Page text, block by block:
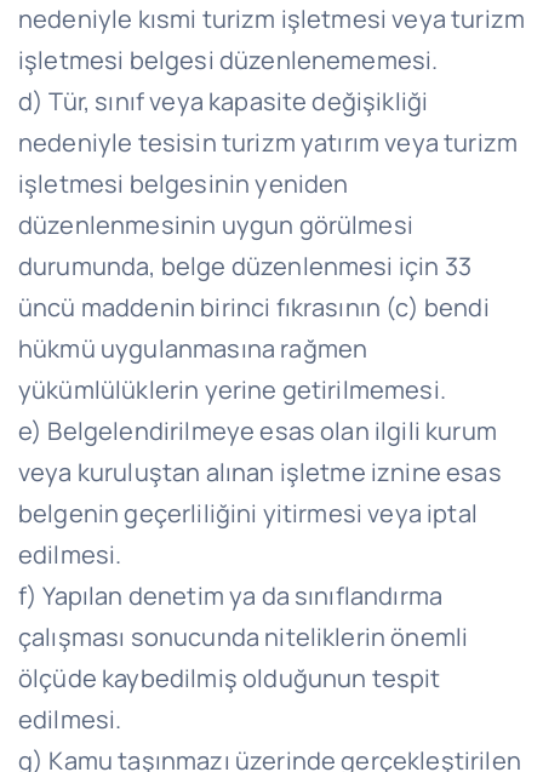
nedeniyle kısmi turizm işletmesi veya turizm
işletmesi belgesi düzenlenememesi.
d) Tür, sınıf veya kapasite değişikliği
nedeniyle tesisin turizm yatırım veya turizm
işletmesi belgesinin yeniden
düzenlenmesinin uygun görülmesi
durumunda, belge düzenlenmesi için 33
üncü maddenin birinci fıkrasının (c) bendi
hükmü uygulanmasına rağmen
yükümlülüklerin yerine getirilmemesi.
e) Belgelendirilmeye esas olan ilgili kurum
veya kuruluştan alınan işletme iznine esas
belgenin geçerliliğini yitirmesi veya iptal
edilmesi.
f) Yapılan denetim ya da sınıflandırma
çalışması sonucunda niteliklerin önemli
ölçüde kaybedilmiş olduğunun tespit
edilmesi.
g) Kamu taşınmazı üzerinde gerçekleştirilen